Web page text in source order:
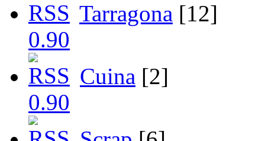
Tarragona [12]
Cuina [2]